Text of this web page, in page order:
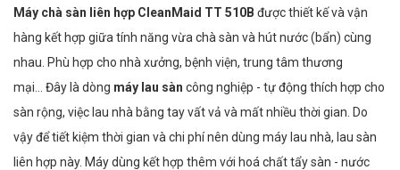
Máy chà sàn liên hợp CleanMaid TT 510B được thiết kế và vận
hàng kết hợp giữa tính năng vừa chà sàn và hút nước (bẩn) cùng
nhau. Phù hợp cho nhà xưởng, bệnh viện, trung tâm thương
mại… Đây là dòng máy lau sàn công nghiệp - tự động thích hợp cho
sàn rộng, việc lau nhà bằng tay vất vả và mất nhiều thời gian. Do
vậy để tiết kiệm thời gian và chi phí nên dùng máy lau nhà, lau sàn
liên hợp này. Máy dùng kết hợp thêm với hoá chất tẩy sàn - nước